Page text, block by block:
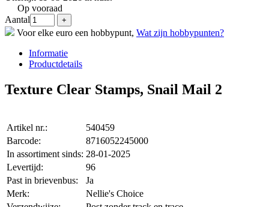
Op vooraad
Aantal
Voor elke euro een hobbypunt, Wat zijn hobbypunten?
Informatie
Productdetails
Texture Clear Stamps, Snail Mail 2
Artikel nr.:
540459
Barcode:
8716052245000
In assortiment sinds: 28-01-2025
Levertijd:
96
Past in brievenbus:
Ja
Merk:
Nellie's Choice